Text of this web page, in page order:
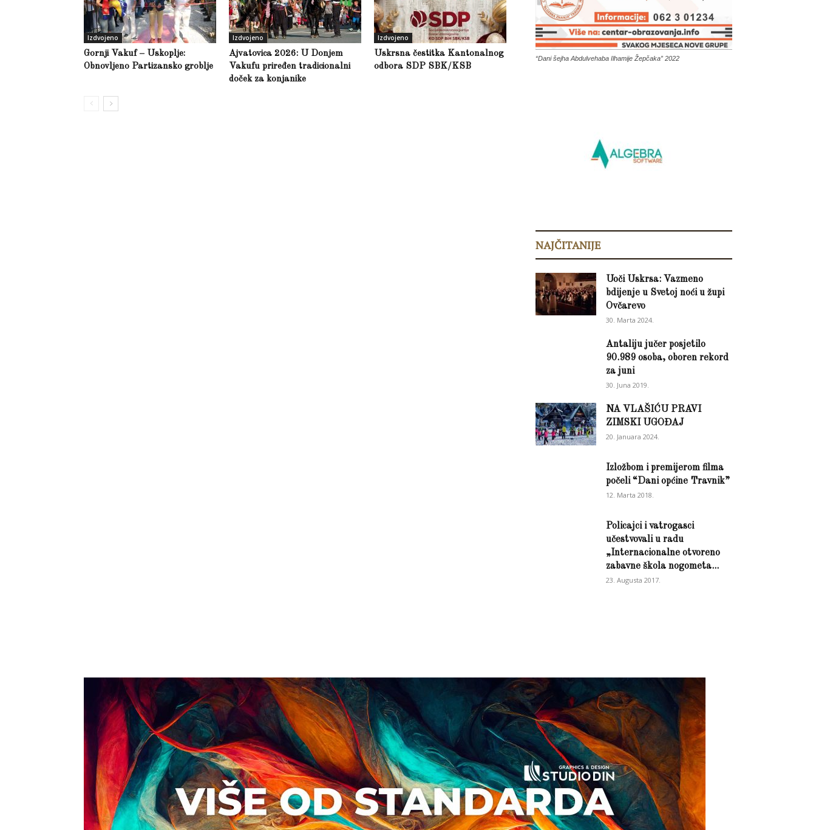
Izdvojeno
Gornji Vakuf – Uskoplje:
Obnovljeno Partizansko groblje
Izdvojeno
Ajvatovica 2026: U Donjem
Vakufu priređen tradicionalni
doček za konjanike
Izdvojeno
Uskrsna čestitka Kantonalnog
odbora SDP SBK/KSB
“Dani šejha Abdulvehaba Ilhamije Žepčaka” 2022
NAJČITANIJE
Uoči Uskrsa: Vazmeno
bdijenje u Svetoj noći u župi
Ovčarevo
30. Marta 2024.
Antaliju jučer posjetilo
90.989 osoba, oboren rekord
za juni
30. Juna 2019.
NA VLAŠIĆU PRAVI
ZIMSKI UGOĐAJ
20. Januara 2024.
Izložbom i premijerom filma
počeli “Dani općine Travnik”
12. Marta 2018.
Policajci i vatrogasci
učestvovali u radu
„Internacionalne otvoreno
zabavne škola nogometa...
23. Augusta 2017.